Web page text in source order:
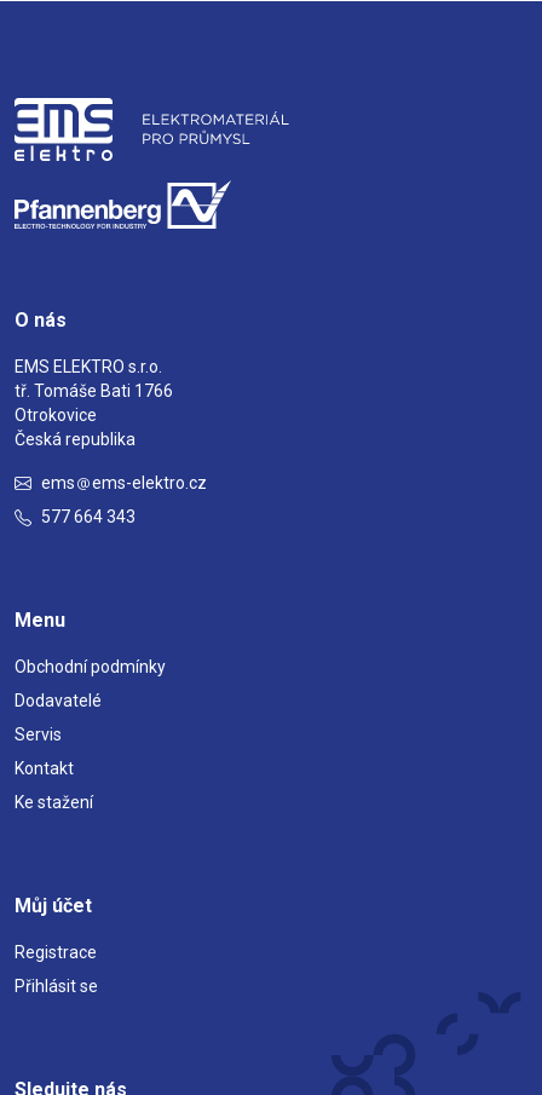
O nás
EMS ELEKTRO s.r.o.
tř. Tomáše Bati 1766
Otrokovice
Česká republika
ems
ems-elektro.cz
577 664 343
Menu
Obchodní podmínky
Dodavatelé
Servis
Kontakt
Ke stažení
Můj účet
Registrace
Přihlásit se
Sledujte nás